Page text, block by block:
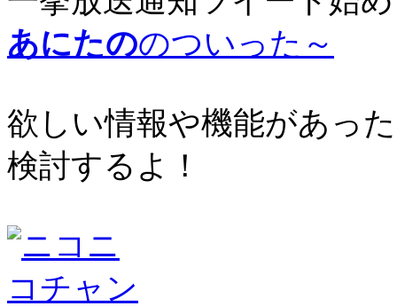
あにたののついった～
欲しい情報や機能があっ
検討するよ！